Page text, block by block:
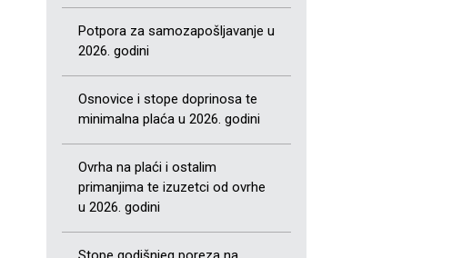
Potpora za samozapošljavanje u
2026. godini
Osnovice i stope doprinosa te
minimalna plaća u 2026. godini
Ovrha na plaći i ostalim
primanjima te izuzetci od ovrhe
u 2026. godini